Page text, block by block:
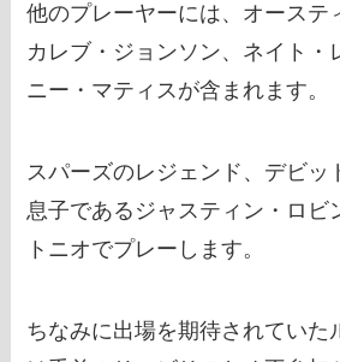
他のプレーヤーには、オーステ
カレブ・ジョンソン、ネイト・
ニー・マティスが含まれます。
スパーズのレジェンド、デビッ
息子であるジャスティン・ロビ
トニオでプレーします。
ちなみに出場を期待されていた